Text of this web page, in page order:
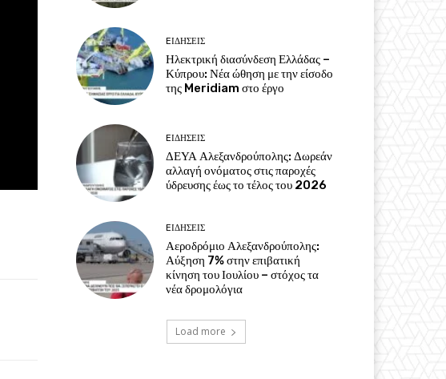
EΙΔΗΣΕΙΣ
Ηλεκτρική διασύνδεση Ελλάδας –
Κύπρου: Νέα ώθηση με την είσοδο
της Meridiam στο έργο
EΙΔΗΣΕΙΣ
ΔΕΥΑ Αλεξανδρούπολης: Δωρεάν
αλλαγή ονόματος στις παροχές
ύδρευσης έως το τέλος του 2026
EΙΔΗΣΕΙΣ
Αεροδρόμιο Αλεξανδρούπολης:
Αύξηση 7% στην επιβατική
κίνηση του Ιουλίου – στόχος τα
νέα δρομολόγια
Load more